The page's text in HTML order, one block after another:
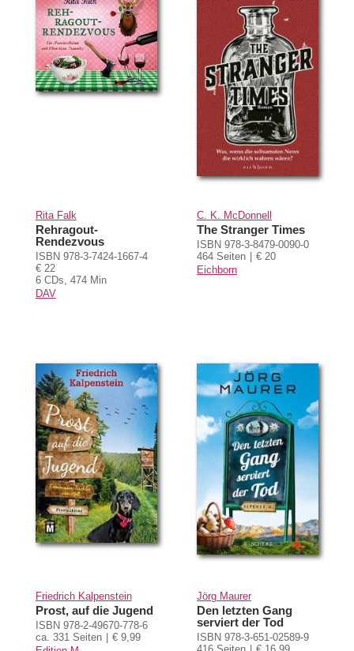
Rita Falk
Rehragout-
Rendezvous
ISBN 978-3-7424-1667-4
€ 22
6 CDs, 474 Min
DAV
C. K. McDonnell
The Stranger Times
ISBN 978-3-8479-0090-0
464 Seiten
€ 20
Eichborn
Friedrich Kalpenstein
Prost, auf die Jugend
ISBN 978-2-49670-778-6
ca. 331 Seiten
€ 9,99
Jörg Maurer
Den letzten Gang
serviert der Tod
ISBN 978-3-651-02589-9